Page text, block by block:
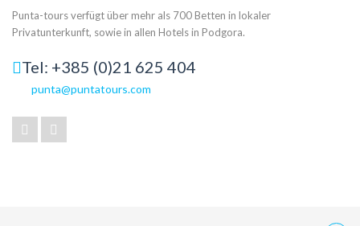
Punta-tours verfügt über mehr als 700 Betten in lokaler
Privatunterkunft, sowie in allen Hotels in Podgora.
Tel: +385 (0)21 625 404
punta@puntatours.com